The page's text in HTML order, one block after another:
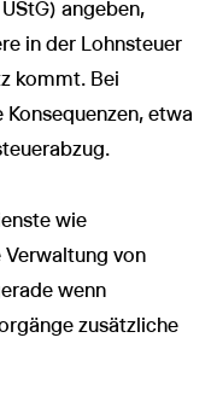
angeben,
in der Lohnsteuer
kommt. Bei
etwa
wie
von
wenn
zusätzliche